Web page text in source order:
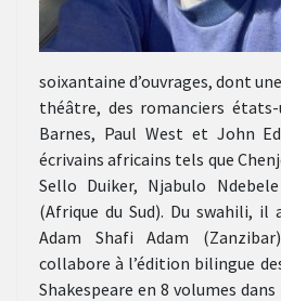
soixantaine d’ouvrages, dont
théâtre, des romanciers
Barnes, Paul West et John
écrivains africains tels que
Sello Duiker, Njabulo
(Afrique du Sud). Du swahili,
Adam Shafi Adam
collabore à l’édition bilingue
Shakespeare en 8 volumes